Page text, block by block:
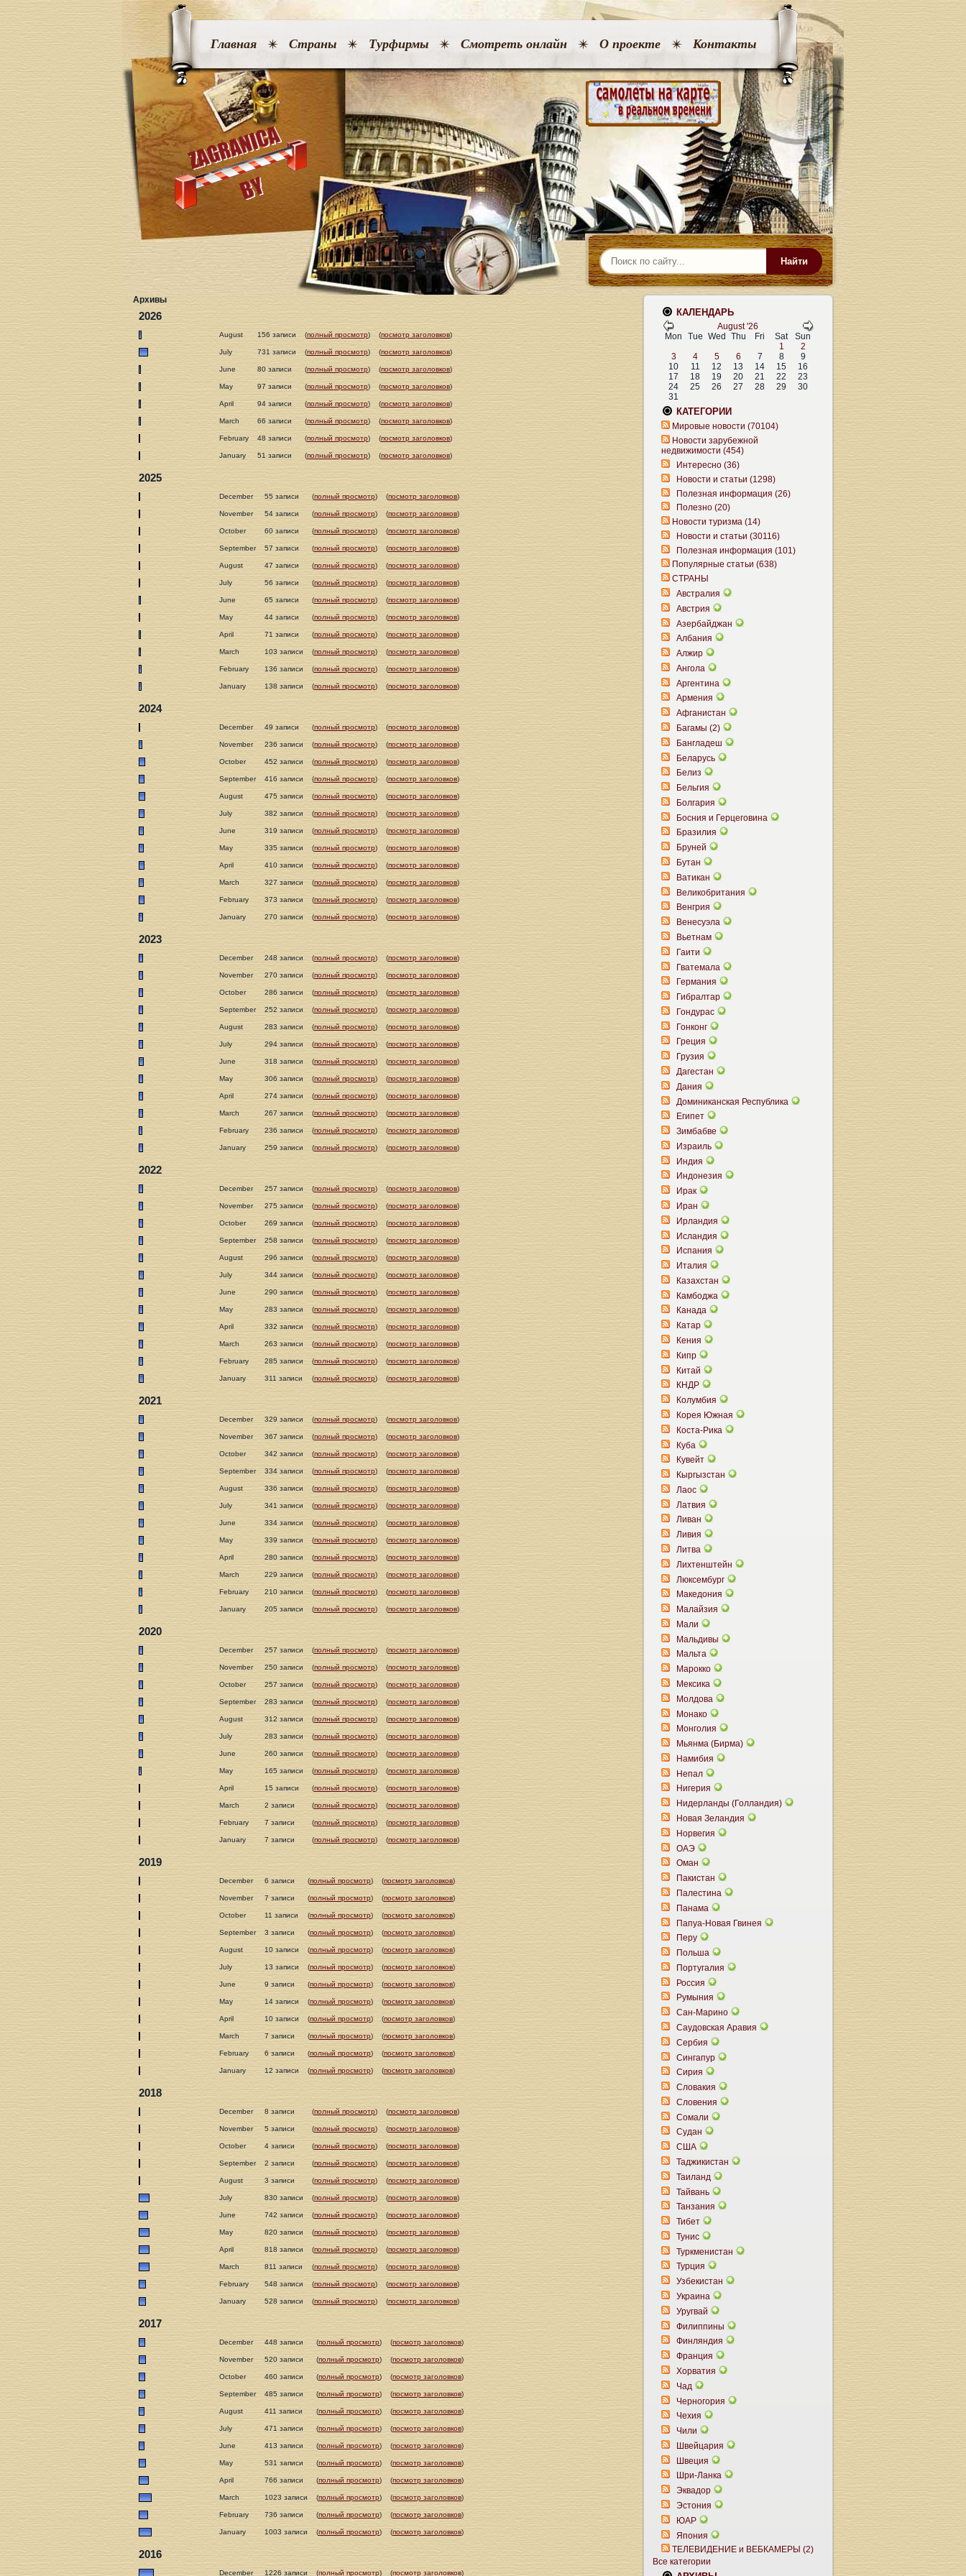
Главная Страны Турфирмы Смотреть онлайн О проекте Контакты
Найти
Архивы
2026
August 156 записи (полный просмотр) (посмотр заголовков)
July 731 записи (полный просмотр) (посмотр заголовков)
June 80 записи (полный просмотр) (посмотр заголовков)
May 97 записи (полный просмотр) (посмотр заголовков)
April 94 записи (полный просмотр) (посмотр заголовков)
March 66 записи (полный просмотр) (посмотр заголовков)
February 48 записи (полный просмотр) (посмотр заголовков)
January 51 записи (полный просмотр) (посмотр заголовков)
2025
December 55 записи (полный просмотр) (посмотр заголовков)
November 54 записи (полный просмотр) (посмотр заголовков)
October 60 записи (полный просмотр) (посмотр заголовков)
September 57 записи (полный просмотр) (посмотр заголовков)
August 47 записи (полный просмотр) (посмотр заголовков)
July 56 записи (полный просмотр) (посмотр заголовков)
June 65 записи (полный просмотр) (посмотр заголовков)
May 44 записи (полный просмотр) (посмотр заголовков)
April 71 записи (полный просмотр) (посмотр заголовков)
March 103 записи (полный просмотр) (посмотр заголовков)
February 136 записи (полный просмотр) (посмотр заголовков)
January 138 записи (полный просмотр) (посмотр заголовков)
2024
December 49 записи (полный просмотр) (посмотр заголовков)
November 236 записи (полный просмотр) (посмотр заголовков)
October 452 записи (полный просмотр) (посмотр заголовков)
September 416 записи (полный просмотр) (посмотр заголовков)
August 475 записи (полный просмотр) (посмотр заголовков)
July 382 записи (полный просмотр) (посмотр заголовков)
June 319 записи (полный просмотр) (посмотр заголовков)
May 335 записи (полный просмотр) (посмотр заголовков)
April 410 записи (полный просмотр) (посмотр заголовков)
March 327 записи (полный просмотр) (посмотр заголовков)
February 373 записи (полный просмотр) (посмотр заголовков)
January 270 записи (полный просмотр) (посмотр заголовков)
2023
December 248 записи (полный просмотр) (посмотр заголовков)
November 270 записи (полный просмотр) (посмотр заголовков)
October 286 записи (полный просмотр) (посмотр заголовков)
September 252 записи (полный просмотр) (посмотр заголовков)
August 283 записи (полный просмотр) (посмотр заголовков)
July 294 записи (полный просмотр) (посмотр заголовков)
June 318 записи (полный просмотр) (посмотр заголовков)
May 306 записи (полный просмотр) (посмотр заголовков)
April 274 записи (полный просмотр) (посмотр заголовков)
March 267 записи (полный просмотр) (посмотр заголовков)
February 236 записи (полный просмотр) (посмотр заголовков)
January 259 записи (полный просмотр) (посмотр заголовков)
2022
December 257 записи (полный просмотр) (посмотр заголовков)
November 275 записи (полный просмотр) (посмотр заголовков)
October 269 записи (полный просмотр) (посмотр заголовков)
September 258 записи (полный просмотр) (посмотр заголовков)
August 296 записи (полный просмотр) (посмотр заголовков)
July 344 записи (полный просмотр) (посмотр заголовков)
June 290 записи (полный просмотр) (посмотр заголовков)
May 283 записи (полный просмотр) (посмотр заголовков)
April 332 записи (полный просмотр) (посмотр заголовков)
March 263 записи (полный просмотр) (посмотр заголовков)
February 285 записи (полный просмотр) (посмотр заголовков)
January 311 записи (полный просмотр) (посмотр заголовков)
2021
December 329 записи (полный просмотр) (посмотр заголовков)
November 367 записи (полный просмотр) (посмотр заголовков)
October 342 записи (полный просмотр) (посмотр заголовков)
September 334 записи (полный просмотр) (посмотр заголовков)
August 336 записи (полный просмотр) (посмотр заголовков)
July 341 записи (полный просмотр) (посмотр заголовков)
June 334 записи (полный просмотр) (посмотр заголовков)
May 339 записи (полный просмотр) (посмотр заголовков)
April 280 записи (полный просмотр) (посмотр заголовков)
March 229 записи (полный просмотр) (посмотр заголовков)
February 210 записи (полный просмотр) (посмотр заголовков)
January 205 записи (полный просмотр) (посмотр заголовков)
2020
December 257 записи (полный просмотр) (посмотр заголовков)
November 250 записи (полный просмотр) (посмотр заголовков)
October 257 записи (полный просмотр) (посмотр заголовков)
September 283 записи (полный просмотр) (посмотр заголовков)
August 312 записи (полный просмотр) (посмотр заголовков)
July 283 записи (полный просмотр) (посмотр заголовков)
June 260 записи (полный просмотр) (посмотр заголовков)
May 165 записи (полный просмотр) (посмотр заголовков)
April 15 записи (полный просмотр) (посмотр заголовков)
March 2 записи (полный просмотр) (посмотр заголовков)
February 7 записи (полный просмотр) (посмотр заголовков)
January 7 записи (полный просмотр) (посмотр заголовков)
2019
December 6 записи (полный просмотр) (посмотр заголовков)
November 7 записи (полный просмотр) (посмотр заголовков)
October 11 записи (полный просмотр) (посмотр заголовков)
September 3 записи (полный просмотр) (посмотр заголовков)
August 10 записи (полный просмотр) (посмотр заголовков)
July 13 записи (полный просмотр) (посмотр заголовков)
June 9 записи (полный просмотр) (посмотр заголовков)
May 14 записи (полный просмотр) (посмотр заголовков)
April 10 записи (полный просмотр) (посмотр заголовков)
March 7 записи (полный просмотр) (посмотр заголовков)
February 6 записи (полный просмотр) (посмотр заголовков)
January 12 записи (полный просмотр) (посмотр заголовков)
2018
December 8 записи (полный просмотр) (посмотр заголовков)
November 5 записи (полный просмотр) (посмотр заголовков)
October 4 записи (полный просмотр) (посмотр заголовков)
September 2 записи (полный просмотр) (посмотр заголовков)
August 3 записи (полный просмотр) (посмотр заголовков)
July 830 записи (полный просмотр) (посмотр заголовков)
June 742 записи (полный просмотр) (посмотр заголовков)
May 820 записи (полный просмотр) (посмотр заголовков)
April 818 записи (полный просмотр) (посмотр заголовков)
March 811 записи (полный просмотр) (посмотр заголовков)
February 548 записи (полный просмотр) (посмотр заголовков)
January 528 записи (полный просмотр) (посмотр заголовков)
2017
December 448 записи (полный просмотр) (посмотр заголовков)
November 520 записи (полный просмотр) (посмотр заголовков)
October 460 записи (полный просмотр) (посмотр заголовков)
September 485 записи (полный просмотр) (посмотр заголовков)
August 411 записи (полный просмотр) (посмотр заголовков)
July 471 записи (полный просмотр) (посмотр заголовков)
June 413 записи (полный просмотр) (посмотр заголовков)
May 531 записи (полный просмотр) (посмотр заголовков)
April 766 записи (полный просмотр) (посмотр заголовков)
March 1023 записи (полный просмотр) (посмотр заголовков)
February 736 записи (полный просмотр) (посмотр заголовков)
January 1003 записи (полный просмотр) (посмотр заголовков)
2016
December 1226 записи (полный просмотр) (посмотр заголовков)
КАЛЕНДАРЬ
August '26
Mon
Tue Wed Thu Fri Sat
Sun
1
2
3
4 5 6 7 8
9
10
11 12 13 14 15
16
17
18 19 20 21 22
23
24
25 26 27 28 29
30
31
КАТЕГОРИИ
Мировые новости (70104)
Новости зарубежной
недвижимости (454)
Интересно (36)
Новости и статьи (1298)
Полезная информация (26)
Полезно (20)
Новости туризма (14)
Новости и статьи (30116)
Полезная информация (101)
Популярные статьи (638)
СТРАНЫ
Австралия
Австрия
Азербайджан
Албания
Алжир
Ангола
Аргентина
Армения
Афганистан
Багамы (2)
Бангладеш
Беларусь
Белиз
Бельгия
Болгария
Босния и Герцеговина
Бразилия
Бруней
Бутан
Ватикан
Великобритания
Венгрия
Венесуэла
Вьетнам
Гаити
Гватемала
Германия
Гибралтар
Гондурас
Гонконг
Греция
Грузия
Дагестан
Дания
Доминиканская Республика
Египет
Зимбабве
Израиль
Индия
Индонезия
Ирак
Иран
Ирландия
Исландия
Испания
Италия
Казахстан
Камбоджа
Канада
Катар
Кения
Кипр
Китай
КНДР
Колумбия
Корея Южная
Коста-Рика
Куба
Кувейт
Кыргызстан
Лаос
Латвия
Ливан
Ливия
Литва
Лихтенштейн
Люксембург
Македония
Малайзия
Мали
Мальдивы
Мальта
Марокко
Мексика
Молдова
Монако
Монголия
Мьянма (Бирма)
Намибия
Непал
Нигерия
Нидерланды (Голландия)
Новая Зеландия
Норвегия
ОАЭ
Оман
Пакистан
Палестина
Панама
Папуа-Новая Гвинея
Перу
Польша
Португалия
Россия
Румыния
Сан-Марино
Саудовская Аравия
Сербия
Сингапур
Сирия
Словакия
Словения
Сомали
Судан
США
Таджикистан
Таиланд
Тайвань
Танзания
Тибет
Тунис
Туркменистан
Турция
Узбекистан
Украина
Уругвай
Филиппины
Финляндия
Франция
Хорватия
Чад
Черногория
Чехия
Чили
Швейцария
Швеция
Шри-Ланка
Эквадор
Эстония
ЮАР
Япония
ТЕЛЕВИДЕНИЕ и ВЕБКАМЕРЫ (2)
Все категории